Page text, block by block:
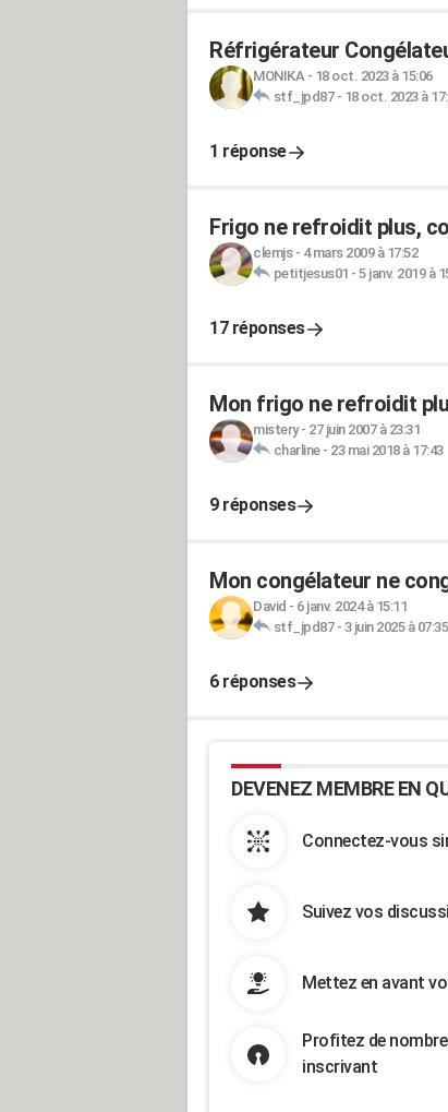
Réfrigérateur
MONIKA- 18 oct. 2023 à 15:06
stf_jpd87- 18 oct. 2023 à
1 réponse
Frigo ne refroidit plus,
clemjs- 4 mars 2009 à 17:52
petitjesus01 - 5 janv. 2019 à
17 réponses
Mon frigo ne refroidit
mistery- 27 juin 2007 à 23:31
charline- 23 mai 2018 à 17:43
9 réponses
Mon congélateur ne
David - 6 janv. 2024 à 15:11
stf_jpd87- 3 juin 2025 à 07:35
6 réponses
DEVENEZ MEMBRE EN
Connectez-vous
Suivez vos
Mettez en avant
Profitez de
inscrivant